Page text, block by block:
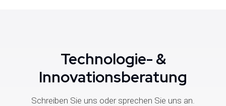
Technologie- &
Innovationsberatung
Schreiben Sie uns oder sprechen Sie uns an.